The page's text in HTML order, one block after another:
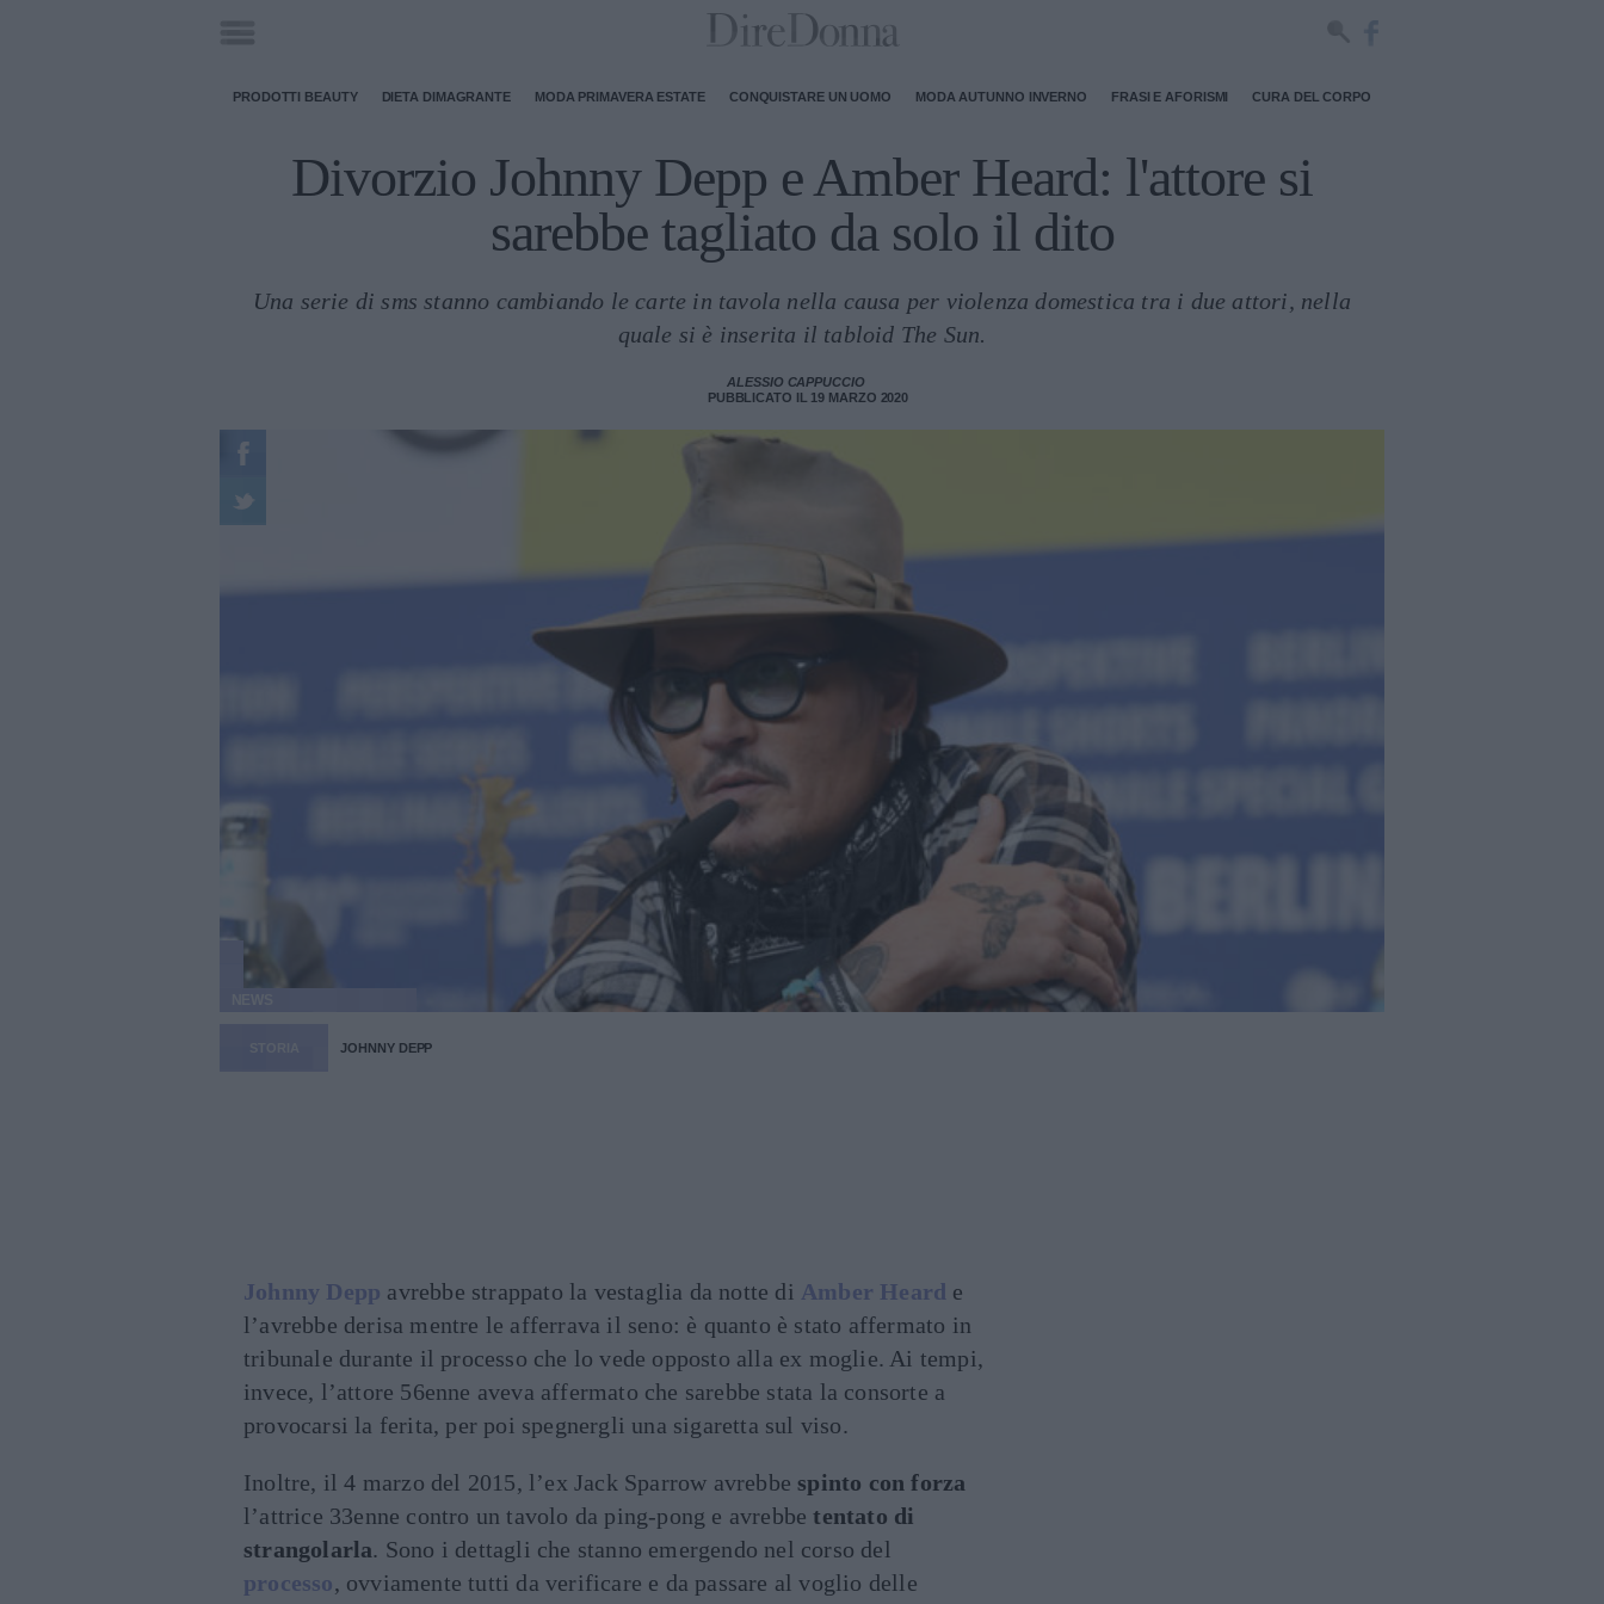
PRODOTTI BEAUTY DIETA DIMAGRANTE MODA PRIMAVERA ESTATE CONQUISTARE UN UOMO MODA AUTUNNO INVERNO FRASI E AFORISMI CURA DEL CORPO
Divorzio Johnny Depp e Amber Heard: l'attore si
sarebbe tagliato da solo il dito
Una serie di sms stanno cambiando le carte in tavola nella causa per violenza domestica tra i due attori, nella
quale si è inserita il tabloid The Sun.
ALESSIO CAPPUCCIO
PUBBLICATO IL 19 MARZO 2020
JOHNNY DEPP
Johnny Depp avrebbe strappato la vestaglia da notte di Amber Heard e
l’avrebbe derisa mentre le afferrava il seno: è quanto è stato affermato in
tribunale durante il processo che lo vede opposto alla ex moglie. Ai tempi,
invece, l’attore 56enne aveva affermato che sarebbe stata la consorte a
provocarsi la ferita, per poi spegnergli una sigaretta sul viso.
Inoltre, il 4 marzo del 2015, l’ex Jack Sparrow avrebbe spinto con forza
l’attrice 33enne contro un tavolo da ping-pong e avrebbetentato di
strangolarla. Sono i dettagli che stanno emergendo nel corso del
processo, ovviamente tutti da verificare e da passare al voglio delle